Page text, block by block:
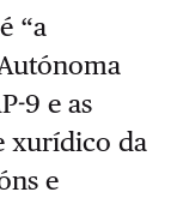
“a
9 e as
xurídico da
e